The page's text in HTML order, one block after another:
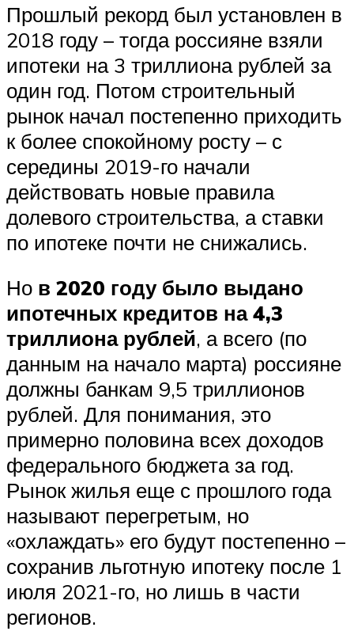
Прошлый рекорд был установлен в
2018 году – тогда россияне взяли
ипотеки на 3 триллиона рублей за
один год. Потом строительный
рынок начал постепенно приходить
к более спокойному росту – с
середины 2019-го начали
действовать новые правила
долевого строительства, а ставки
по ипотеке почти не снижались.
Но в 2020 году было выдано
ипотечных кредитов на 4,3
триллиона рублей, а всего (по
данным на начало марта) россияне
должны банкам 9,5 триллионов
рублей. Для понимания, это
примерно половина всех доходов
федерального бюджета за год.
Рынок жилья еще с прошлого года
называют перегретым, но
«охлаждать» его будут постепенно –
сохранив льготную ипотеку после 1
июля 2021-го, но лишь в части
регионов.